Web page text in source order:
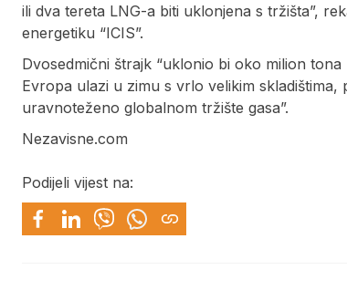
ili dva tereta LNG-a biti uklonjena s tržišta”,
energetiku “ICIS”.
Dvosedmični štrajk “uklonio bi oko milion
Evropa ulazi u zimu s vrlo velikim
uravnoteženo globalnom tržište gasa”.
Nezavisne.com
Podijeli vijest na: